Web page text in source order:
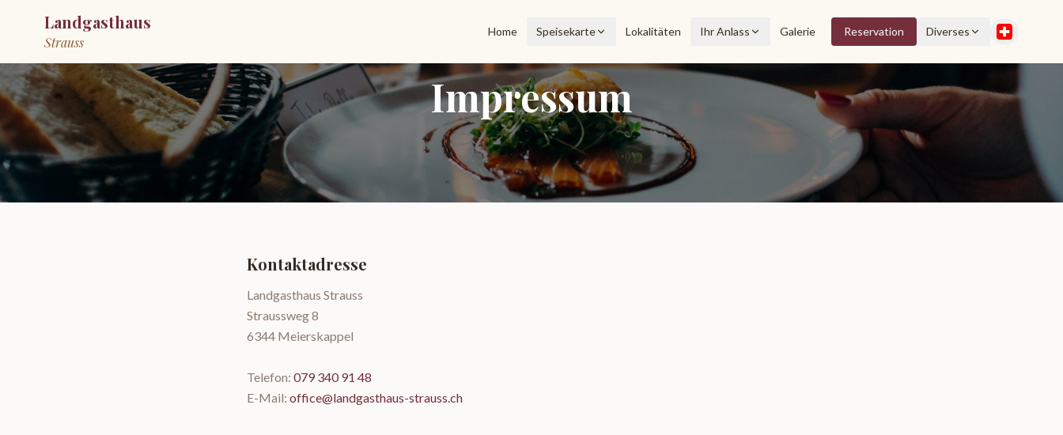
Landgasthaus
Strauss
Home Speisekarte Lokalitäten Ihr Anlass Galerie Reservation Diverses
Impressum
Kontaktadresse
Landgasthaus Strauss
Straussweg 8
6344 Meierskappel
Telefon: 079 340 91 48
E-Mail: office@landgasthaus-strauss.ch